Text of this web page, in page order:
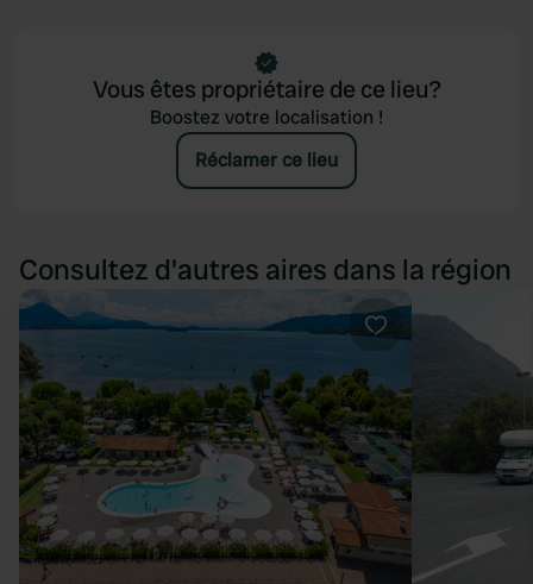
Vous êtes propriétaire de ce lieu?
Boostez votre localisation !
Réclamer ce lieu
Consultez d'autres aires dans la région